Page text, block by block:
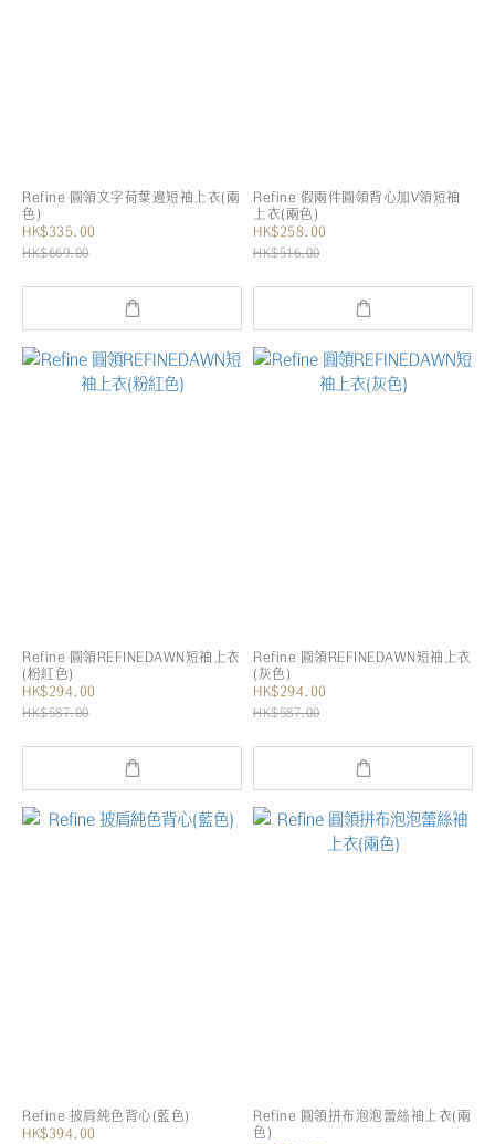
Refine 圓領文字荷葉邊短袖上衣(兩
色)
HK$335.00
HK$669.00
Refine 假兩件圓領背心加V領短袖
上衣(兩色)
HK$258.00
HK$516.00
Refine 圓領REFINEDAWN短袖上衣
(粉紅色)
HK$294.00
HK$587.00
Refine 圓領REFINEDAWN短袖上衣
(灰色)
HK$294.00
HK$587.00
Refine 披肩純色背心(藍色)
HK$394.00
Refine 圓領拼布泡泡蕾絲袖上衣(兩
色)